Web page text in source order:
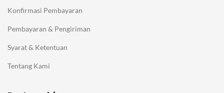
Konfirmasi Pembayaran
Pembayaran & Pengiriman
Syarat & Ketentuan
Tentang Kami